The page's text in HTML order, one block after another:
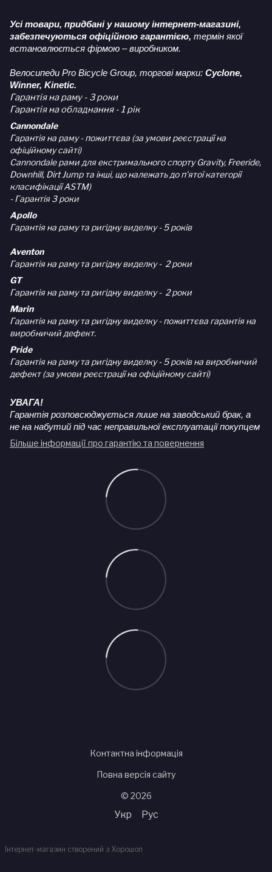
Усі товари, придбані у нашому інтернет-магазині,
забезпечуються офіційною гарантією, термін якої
встановлюється фірмою – виробником.
Велосипеди Pro Bicycle Group, торгові марки: Cyclone,
Winner, Kinetic.
Гарантія на раму - 3 роки
Гарантія на обладнання - 1 рік
Cannondale
Гарантія на раму - пожиттєва (за умови реєстрації на
офіційному сайті)
Cannondale рами для екстримального спорту Gravity, Freeride,
Downhill, Dirt Jump та інші, що належать до п'ятої категорії
класифікації ASTM)
- Гарантія 3 роки
Apollo
Гарантія на раму та ригідну виделку - 5 років
Aventon
Гарантія на раму та ригідну виделку - 2 роки
GT
Гарантія на раму та ригідну виделку - 2 роки
Marin
Гарантія на раму та ригідну виделку - пожиттєва гарантія на
виробничий дефект.
Pride
Гарантія на раму та ригідну виделку - 5 років на виробничий
дефект (за умови реєстрації на офіційному сайті)
УВАГА!
Гарантія розповсюджується лише на заводський брак, а
не на набутий під час неправильної експлуатації покупцем
Більше інформації про гарантію та повернення
Контактна інформація
Повна версія сайту
© 2026
Укр Рус
Інтернет-магазин створений з Хорошоп